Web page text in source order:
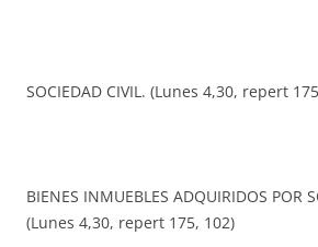
SOCIEDAD CIVIL. (Lunes 4,30, repert
BIENES INMUEBLES ADQUIRIDOS POR
(Lunes 4,30, repert 175, 102)